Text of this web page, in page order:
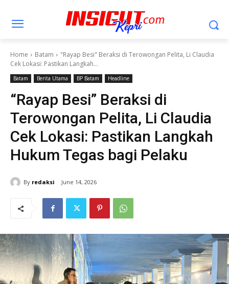
Home Batam
"Rayap Besi" Beraksi di Terowongan Pelita, Li Claudia
Cek Lokasi: Pastikan Langkah...
Batam Berita Utama BP Batam Headline
“Rayap Besi” Beraksi di
Terowongan Pelita, Li Claudia
Cek Lokasi: Pastikan Langkah
Hukum Tegas bagi Pelaku
By redaksi June 14, 2026